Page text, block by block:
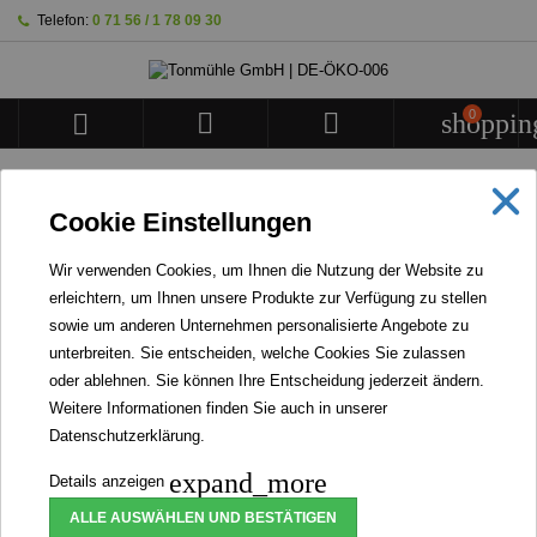
Telefon: 0 71 56 / 1 78 09 30
   0
WIR STELLEN KEINERLEI INSEKTENPRODUKTE
HER NOCH VERARBEITEN WIR WELCHE.
DINKELMEHL (BIO)
Relevanz
1 - 4 von 4 Artikel(n)
Cookie Einstellungen
Wir verwenden Cookies, um Ihnen die Nutzung der Website zu
erleichtern, um Ihnen unsere Produkte zur Verfügung zu stellen
sowie um anderen Unternehmen personalisierte Angebote zu
unterbreiten. Sie entscheiden, welche Cookies Sie zulassen
oder ablehnen. Sie können Ihre Entscheidung jederzeit ändern.
Weitere Informationen finden Sie auch in unserer
Datenschutzerklärung.
Details anzeigen expand_more
ALLE AUSWÄHLEN UND BESTÄTIGEN